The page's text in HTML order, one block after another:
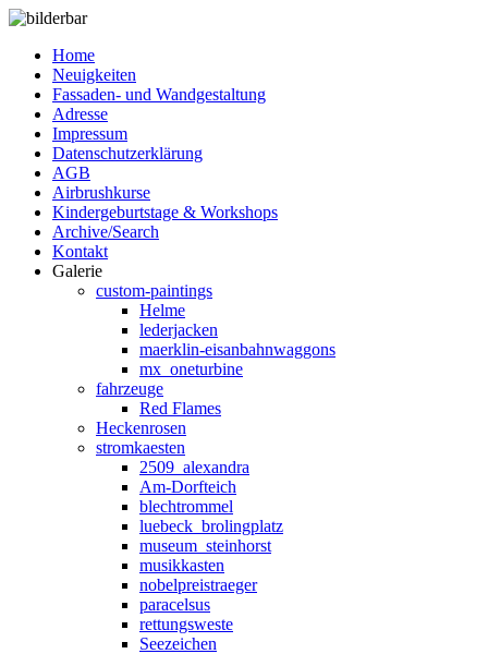
Home
Neuigkeiten
Fassaden- und Wandgestaltung
Adresse
Impressum
Datenschutzerklärung
AGB
Airbrushkurse
Kindergeburtstage & Workshops
Archive/Search
Kontakt
Galerie
custom-paintings
Helme
lederjacken
maerklin-eisanbahnwaggons
mx_oneturbine
fahrzeuge
Red Flames
Heckenrosen
stromkaesten
2509_alexandra
Am-Dorfteich
blechtrommel
luebeck_brolingplatz
museum_steinhorst
musikkasten
nobelpreistraeger
paracelsus
rettungsweste
Seezeichen